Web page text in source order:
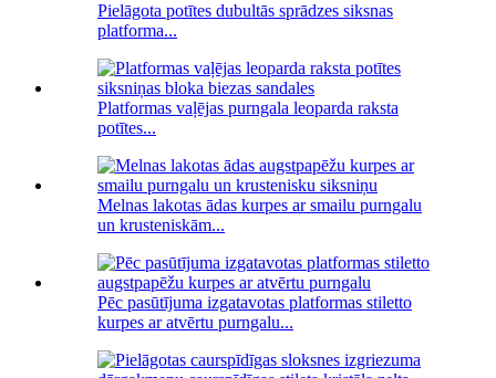
Pielāgota potītes dubultās sprādzes siksnas
platforma...
Platformas vaļējas purngala leoparda raksta
potītes...
Melnas lakotas ādas kurpes ar smailu purngalu
un krusteniskām...
Pēc pasūtījuma izgatavotas platformas stiletto
kurpes ar atvērtu purngalu...